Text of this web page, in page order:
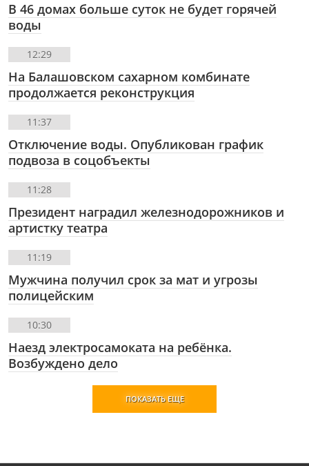
В 46 домах больше суток не будет горячей
воды
12:29
На Балашовском сахарном комбинате
продолжается реконструкция
11:37
Отключение воды. Опубликован график
подвоза в соцобъекты
11:28
Президент наградил железнодорожников и
артистку театра
11:19
Мужчина получил срок за мат и угрозы
полицейским
10:30
Наезд электросамоката на ребёнка.
Возбуждено дело
ПОКАЗАТЬ ЕЩЕ